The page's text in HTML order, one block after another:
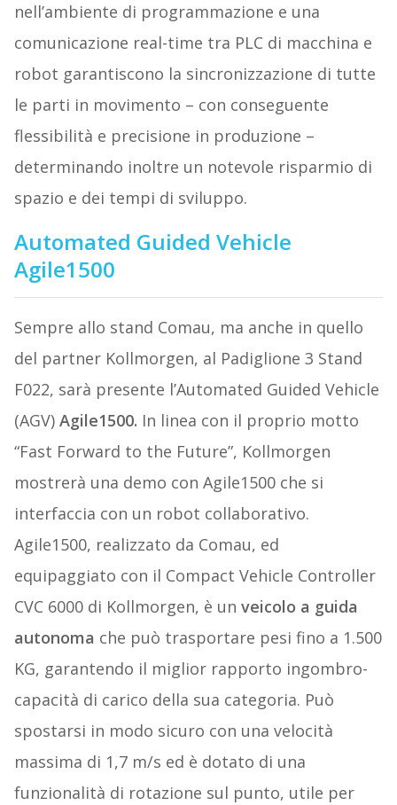
nell’ambiente di programmazione e una
comunicazione real-time tra PLC di macchina e
robot garantiscono la sincronizzazione di tutte
le parti in movimento – con conseguente
flessibilità e precisione in produzione –
determinando inoltre un notevole risparmio di
spazio e dei tempi di sviluppo.
Automated Guided Vehicle
Agile1500
Sempre allo stand Comau, ma anche in quello
del partner Kollmorgen, al Padiglione 3 Stand
F022, sarà presente l’Automated Guided Vehicle
(AGV) Agile1500. In linea con il proprio motto
“Fast Forward to the Future”, Kollmorgen
mostrerà una demo con Agile1500 che si
interfaccia con un robot collaborativo.
Agile1500, realizzato da Comau, ed
equipaggiato con il Compact Vehicle Controller
CVC 6000 di Kollmorgen, è un veicolo a guida
autonoma che può trasportare pesi fino a 1.500
KG, garantendo il miglior rapporto ingombro-
capacità di carico della sua categoria. Può
spostarsi in modo sicuro con una velocità
massima di 1,7 m/s ed è dotato di una
funzionalità di rotazione sul punto, utile per